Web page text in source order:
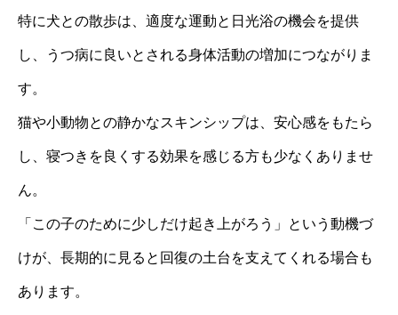
特に犬との散歩は、適度な運動と日光浴の機会を提供
し、うつ病に良いとされる身体活動の増加につながりま
す。
猫や小動物との静かなスキンシップは、安心感をもたら
し、寝つきを良くする効果を感じる方も少なくありませ
ん。
「この子のために少しだけ起き上がろう」という動機づ
けが、長期的に見ると回復の土台を支えてくれる場合も
あります。